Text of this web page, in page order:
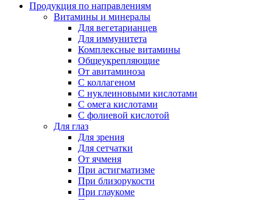
Продукция по направлениям
Витамины и минералы
Для вегетарианцев
Для иммунитета
Комплексные витамины
Общеукрепляющие
От авитаминоза
С коллагеном
С нуклеиновыми кислотами
С омега кислотами
С фолиевой кислотой
Для глаз
Для зрения
Для сетчатки
От ячменя
При астигматизме
При близорукости
При глаукоме